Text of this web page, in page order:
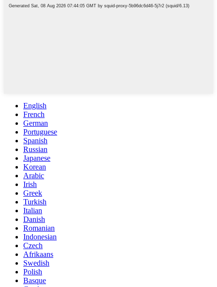
English
French
German
Portuguese
Spanish
Russian
Japanese
Korean
Arabic
Irish
Greek
Turkish
Italian
Danish
Romanian
Indonesian
Czech
Afrikaans
Swedish
Polish
Basque